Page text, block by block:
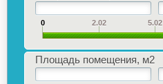
0 2.02 5.02
Площадь помещения, м2